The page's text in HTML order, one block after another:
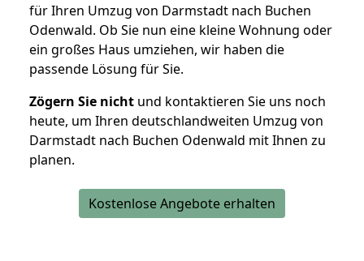
für Ihren Umzug von Darmstadt nach Buchen
Odenwald. Ob Sie nun eine kleine Wohnung oder
ein großes Haus umziehen, wir haben die
passende Lösung für Sie.
Zögern Sie nicht und kontaktieren Sie uns noch
heute, um Ihren deutschlandweiten Umzug von
Darmstadt nach Buchen Odenwald mit Ihnen zu
planen.
Kostenlose Angebote erhalten